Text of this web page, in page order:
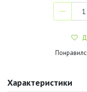
Характеристики